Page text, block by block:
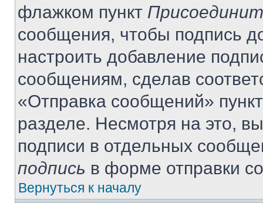
флажком пункт
сообщения, чтобы подпись
настроить добавление
сообщениям, сделав
«Отправка сообщений»
разделе. Несмотря на это,
подписи в отдельных
подпись в форме отправки
Вернуться к началу